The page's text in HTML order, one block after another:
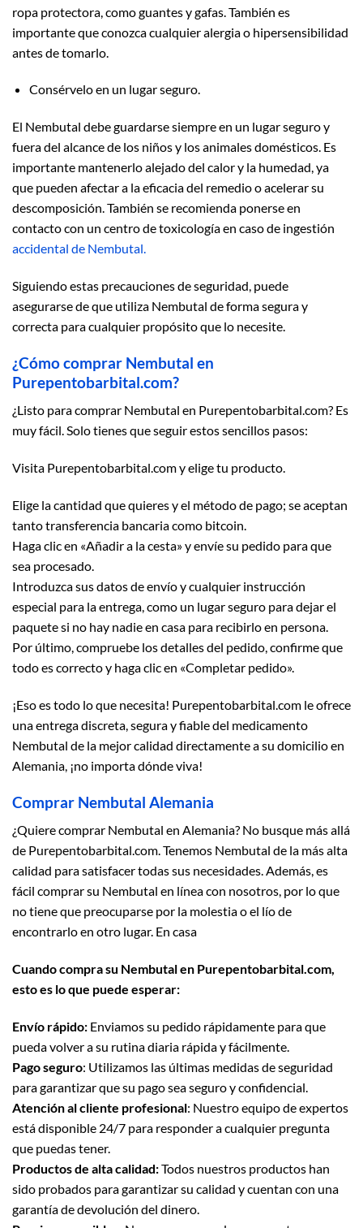
ropa protectora, como guantes y gafas. También es
importante que conozca cualquier alergia o hipersensibilidad
antes de tomarlo.
Consérvelo en un lugar seguro.
El Nembutal debe guardarse siempre en un lugar seguro y
fuera del alcance de los niños y los animales domésticos. Es
importante mantenerlo alejado del calor y la humedad, ya
que pueden afectar a la eficacia del remedio o acelerar su
descomposición. También se recomienda ponerse en
contacto con un centro de toxicología en caso de ingestión
accidental de Nembutal.
Siguiendo estas precauciones de seguridad, puede
asegurarse de que utiliza Nembutal de forma segura y
correcta para cualquier propósito que lo necesite.
¿Cómo comprar Nembutal en
Purepentobarbital.com?
¿Listo para comprar Nembutal en Purepentobarbital.com? Es
muy fácil. Solo tienes que seguir estos sencillos pasos:
Visita Purepentobarbital.com y elige tu producto.
Elige la cantidad que quieres y el método de pago; se aceptan
tanto transferencia bancaria como bitcoin.
Haga clic en «Añadir a la cesta» y envíe su pedido para que
sea procesado.
Introduzca sus datos de envío y cualquier instrucción
especial para la entrega, como un lugar seguro para dejar el
paquete si no hay nadie en casa para recibirlo en persona.
Por último, compruebe los detalles del pedido, confirme que
todo es correcto y haga clic en «Completar pedido».
¡Eso es todo lo que necesita! Purepentobarbital.com le ofrece
una entrega discreta, segura y fiable del medicamento
Nembutal de la mejor calidad directamente a su domicilio en
Alemania, ¡no importa dónde viva!
Comprar Nembutal Alemania
¿Quiere comprar Nembutal en Alemania? No busque más allá
de Purepentobarbital.com. Tenemos Nembutal de la más alta
calidad para satisfacer todas sus necesidades. Además, es
fácil comprar su Nembutal en línea con nosotros, por lo que
no tiene que preocuparse por la molestia o el lío de
encontrarlo en otro lugar. En casa
Cuando compra su Nembutal en Purepentobarbital.com,
esto es lo que puede esperar:
Envío rápido: Enviamos su pedido rápidamente para que
pueda volver a su rutina diaria rápida y fácilmente.
Pago seguro: Utilizamos las últimas medidas de seguridad
para garantizar que su pago sea seguro y confidencial.
Atención al cliente profesional: Nuestro equipo de expertos
está disponible 24/7 para responder a cualquier pregunta
que puedas tener.
Productos de alta calidad:Todos nuestros productos han
sido probados para garantizar su calidad y cuentan con una
garantía de devolución del dinero.